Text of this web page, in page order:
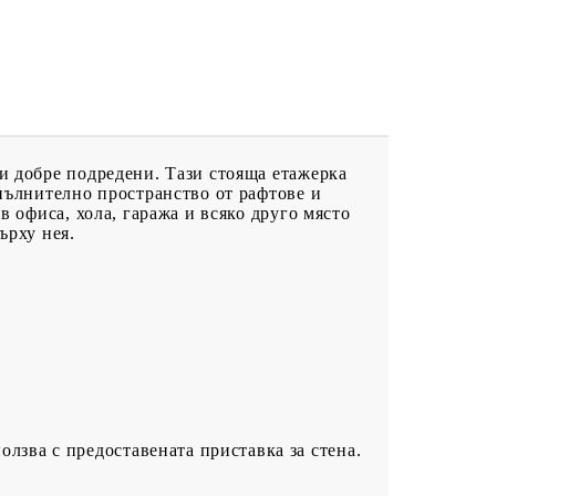
подредени. Тази стояща етажерка
пространство от рафтове и
офиса, хола, гаража и всяко друго място
нея.
с предоставената приставка за стена.